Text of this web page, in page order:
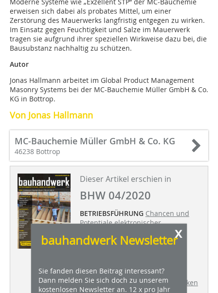
Moderne Systeme wie „Exzellent STP“ der MC-Bauchemie
erweisen sich dabei als probates Mittel, um einer
Zerstörung des Mauerwerks langfristig entgegen zu wirken.
Im Einsatz gegen Feuchtigkeit und Salze im Mauerwerk
tragen sie aufgrund ihrer speziellen Wirkweise dazu bei, die
Bausubstanz nachhaltig zu schützen.
Autor
Jonas Hallmann arbeitet im Global Product Management
Masonry Systems bei der MC-Bauchemie Müller GmbH & Co.
KG in Bottrop.
Von Jonas Hallmann
MC-Bauchemie Müller GmbH & Co. KG
46238 Bottrop
Dieser Artikel erschien in
BHW 04/2020
BETRIEBSFÜHRUNG Chancen und
Potentiale elektronischer
BAUTENSCHUTZ Holz-Beton-
Verbundsystem für Bestandsdecken
x
bauhandwerk Newsletter
Sie fanden diesen Beitrag interessant?
Dann melden Sie sich doch zu unserem
kostenlosen Newsletter an. 12 x pro Jahr